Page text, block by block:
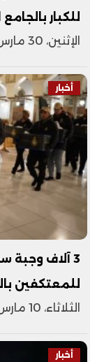
للكبار بالجامع
الإثنين، 30 مارس 2026 07:23 م
أخبار
3 آلاف
للمعتكفين
الثلاثاء، 10 مارس 2026 08:39 م
أخبار